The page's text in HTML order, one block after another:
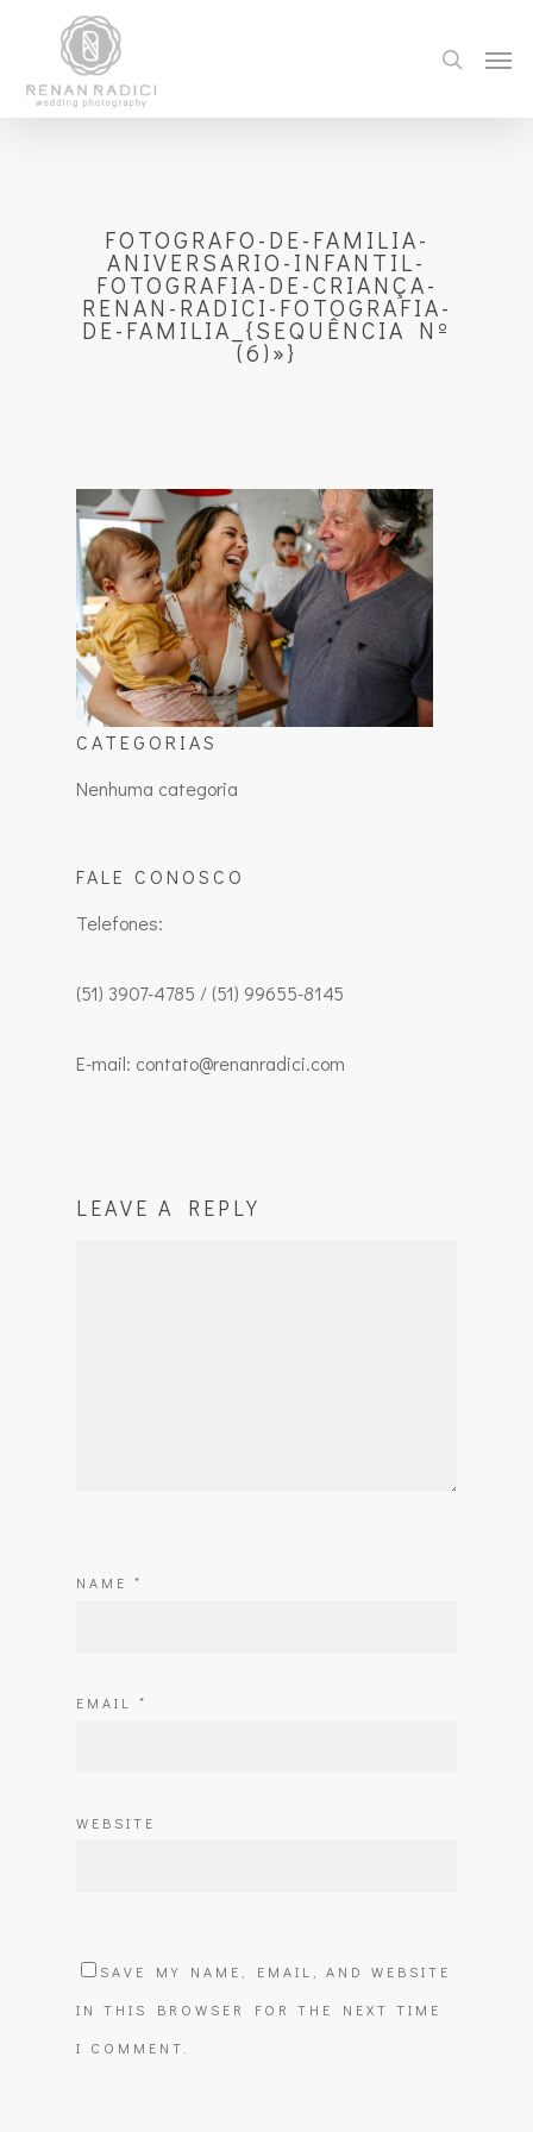
FOTOGRAFO-DE-FAMILIA-
ANIVERSARIO-INFANTIL-
FOTOGRAFIA-DE-CRIANÇA-
RENAN-RADICI-FOTOGRAFIA-
DE-FAMILIA_{SEQUÊNCIA Nº
(6)»}
CATEGORIAS
Nenhuma categoria
FALE CONOSCO
Telefones:
(51) 3907-4785 / (51) 99655-8145
E-mail: contato@renanradici.com
LEAVE A REPLY
NAME *
EMAIL *
WEBSITE
SAVE MY NAME, EMAIL, AND WEBSITE
IN THIS BROWSER FOR THE NEXT TIME
I COMMENT.